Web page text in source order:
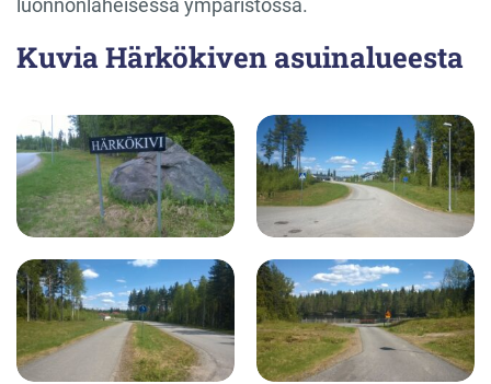
luonnonläheisessä ympäristössä.
Kuvia Härkökiven asuinalueesta
Härkökiven asuinalue
Härkökivi
Härkökiven asuinalue
Karitsankatu